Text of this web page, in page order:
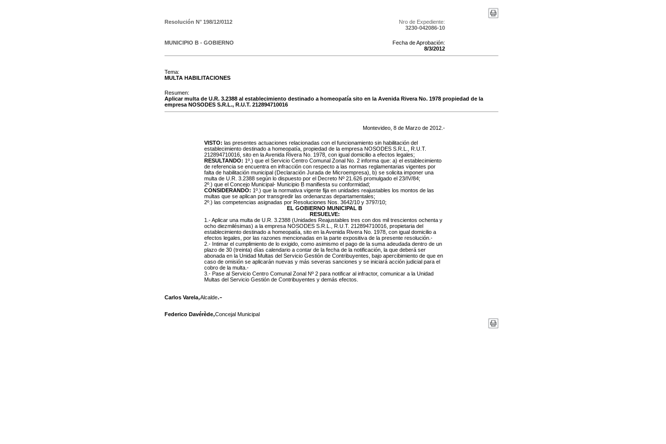
Resolución N° 198/12/0112
Nro de Expediente:
3230-042086-10
MUNICIPIO B - GOBIERNO
Fecha de Aprobación:
8/3/2012
Tema:
MULTA HABILITACIONES
Resumen:
Aplicar multa de U.R. 3.2388 al establecimiento destinado a homeopatía sito en la Avenida Rivera No. 1978 propiedad de la
empresa NOSODES S.R.L., R.U.T. 212894710016
Montevideo, 8 de Marzo de 2012 .-
VISTO: las presentes actuaciones relacionadas con el funcionamiento sin habilitación del
establecimiento destinado a homeopatía, propiedad de la empresa NOSODES S.R.L., R.U.T.
212894710016, sito en la Avenida Rivera No. 1978, con igual domicilio a efectos legales;
RESULTANDO: 1º.) que el Servicio Centro Comunal Zonal No. 2 informa que: a) el establecimiento
de referencia se encuentra en infracción con respecto a las normas reglamentarias vigentes por
falta de habilitación municipal (Declaración Jurada de Microempresa), b) se solicita imponer una
multa de U.R. 3.2388 según lo dispuesto por el Decreto Nº 21.626 promulgado el 23/IV/84;
2º.) que el Concejo Municipal- Municipio B manifiesta su conformidad;
CONSIDERANDO: 1º.) que la normativa vigente fija en unidades reajustables los montos de las
multas que se aplican por transgredir las ordenanzas departamentales;
2º.) las competencias asignadas por Resoluciones Nos. 3642/10 y 3797/10;
EL GOBIERNO MUNICIPAL B
RESUELVE:
1.- Aplicar una multa de U.R. 3.2388 (Unidades Reajustables tres con dos mil trescientos ochenta y
ocho diezmilésimas) a la empresa NOSODES S.R.L., R.U.T. 212894710016, propietaria del
establecimiento destinado a homeopatía, sito en la Avenida Rivera No. 1978, con igual domicilio a
efectos legales, por las razones mencionadas en la parte expositiva de la presente resolución.-
2.- Intimar el cumplimiento de lo exigido, como asimismo el pago de la suma adeudada dentro de un
plazo de 30 (treinta) días calendario a contar de la fecha de la notificación, la que deberá ser
abonada en la Unidad Multas del Servicio Gestión de Contribuyentes, bajo apercibimiento de que en
caso de omisión se aplicarán nuevas y más severas sanciones y se iniciará acción judicial para el
cobro de la multa.-
3.- Pase al Servicio Centro Comunal Zonal Nº 2 para notificar al infractor, comunicar a la Unidad
Multas del Servicio Gestión de Contribuyentes y demás efectos.
Carlos Varela,Alcalde.-
Federico Davérède,Concejal Municipal